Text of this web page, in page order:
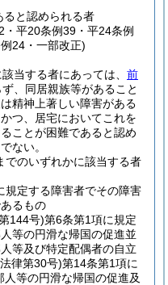
ると認められる者
平20条例39・平24条例
24・一部改正)
当する者にあっては、 前
、同居親族等があること
精神上著しい障害がある
つ、居宅においてこれを
ことが困難であると認め
ない。
でのいずれかに該当する者
規定する障害者でその障害
るもの
144号)第6条第1項に規定
等の円滑な帰国の促進並
等及び特定配偶者の自立
律第30号)第14条第1項に
人等の円滑な帰国の促進及